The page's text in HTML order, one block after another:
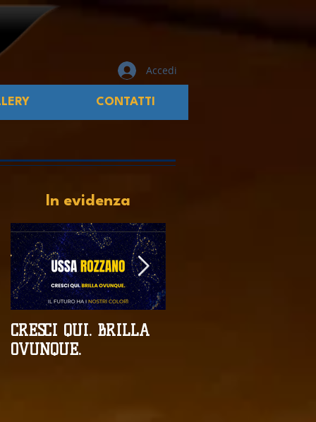
Accedi
In evidenza
CRESCI QUI. BRILLA
OVUNQUE.
CONTATTI